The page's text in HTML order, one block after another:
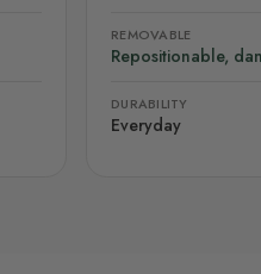
REMOVABLE
Repositionable,
DURABILITY
Everyday